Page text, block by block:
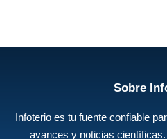
Sobre
Infoterio es tu fuente confiable
avances y noticias